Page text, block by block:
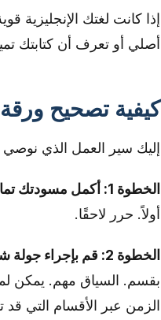
إذا كانت لغتك الإنجليزية
أصلي أو تعرف أن كتابتك
كيفية تصحيح
إليك سير العمل الذي نوصي
الخطوة 1: أكمل مسودتك تمامًا.
أولاً. حرر لاحقًا.
الخطوة 2: قم بإجراء جولة شاملة على المخطوطة الكاملة.
بقسم. السياق مهم. يمكن
الزمن عبر الأقسام التي قد